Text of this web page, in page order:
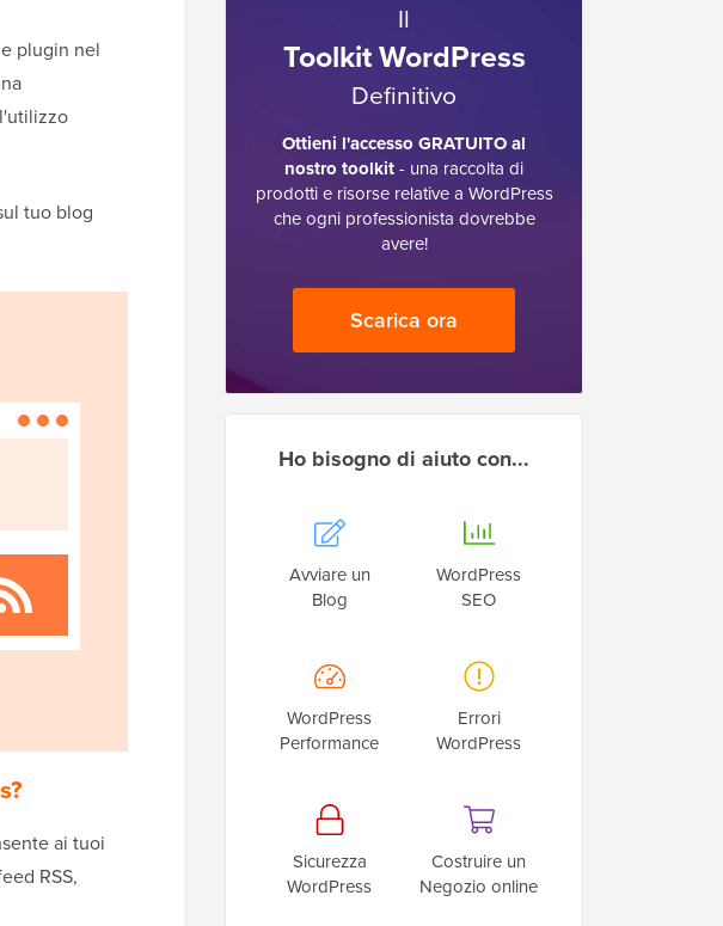
plugin nel
tuo blog
ai tuoi
RSS,
Il
Toolkit WordPress
Definitivo
Ottieni l'accesso GRATUITO al
nostro toolkit- una raccolta di
prodotti e risorse relative a WordPress
che ogni professionista dovrebbe
avere!
Scarica ora
Ho bisogno di aiuto con...
Avviare un
Blog
WordPress
SEO
WordPress
Performance
Errori
WordPress
Sicurezza
WordPress
Costruire un
Negozio online